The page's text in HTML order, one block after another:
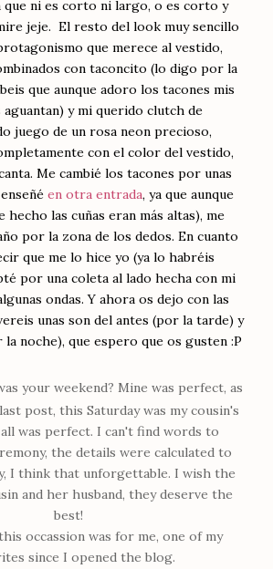
que ni es corto ni largo, o es corto y
jeje. El resto del look muy sencillo
que merece al vestido,
con taconcito (lo digo por la
que aunque adoro los tacones mis
y mi querido clutch de
juego de un rosa neon precioso,
con el color del vestido,
Me cambié los tacones por unas
en otra entrada, ya que aunque
hecho las cuñas eran más altas), me
por la zona de los dedos. En cuanto
que me lo hice yo (ya lo habréis
por una coleta al lado hecha con mi
ondas. Y ahora os dejo con las
unas son del antes (por la tarde) y
noche), que espero que os gusten :P
your weekend? Mine was perfect, as
post, this Saturday was my cousin's
was perfect. I can't find words to
the details were calculated to
I think that unforgettable. I wish the
and her husband, they deserve the
best!
occassion was for me, one of my
since I opened the blog.